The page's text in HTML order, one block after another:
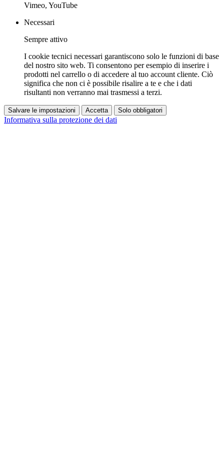
Vimeo, YouTube
Necessari
Sempre attivo
I cookie tecnici necessari garantiscono solo le funzioni di base
del nostro sito web. Ti consentono per esempio di inserire i
prodotti nel carrello o di accedere al tuo account cliente. Ciò
significa che non ci è possibile risalire a te e che i dati
risultanti non verranno mai trasmessi a terzi.
Salvare le impostazioni Accetta Solo obbligatori
Informativa sulla protezione dei dati